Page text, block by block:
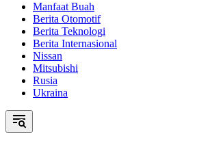
Manfaat Buah
Berita Otomotif
Berita Teknologi
Berita Internasional
Nissan
Mitsubishi
Rusia
Ukraina